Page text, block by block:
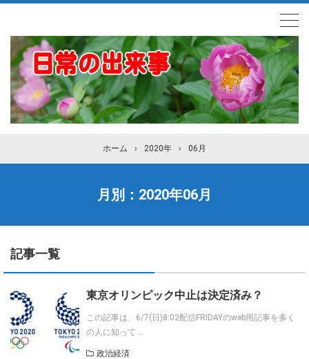
ホーム › 2020年 › 06月
月別：2020年06月
記事一覧
東京オリンピック中止は決定済み？
この記事は、6/7(日)8:02配信FRIDAYのweb用記事を多く
の人に知って ...
政治経済